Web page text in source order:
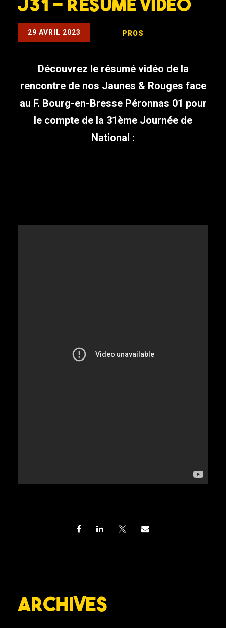
29 AVRIL 2023 PROS
Découvrez le résumé vidéo de la
rencontre de nos Jaunes & Rouges face
au F. Bourg-en-Bresse Péronnas 01 pour
le compte de la 31ème Journée de
National :
Archives